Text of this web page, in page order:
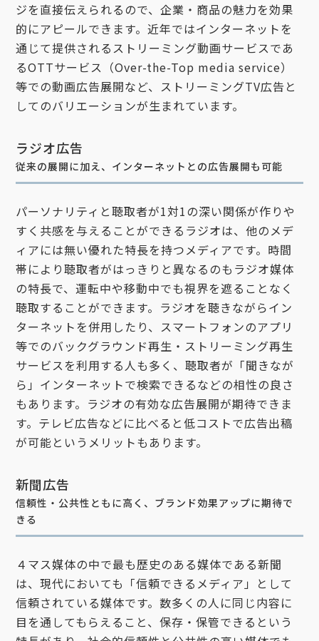
ジを直接伝えられるので、企業・商品の魅力を効果
的にアピールできます。近年ではインターネットを
通じて提供されるストリーミング動画サービスであ
るOTTサービス（Over-the-Top media service）
等での動画広告展開など、ストリーミングTV広告と
してのバリエーションが生まれています。
ラジオ広告
従来の展開に加え、インターネットとの広告展開も可能
パーソナリティと聴取者が1対1の深い関係が作りや
すく共感を与えることができるラジオは、他のメデ
ィアには無い優れた特長を持つメディアです。時間
帯により聴取者がはっきりと異なるのもラジオ媒体
の特長で、運転中や移動中でも視界を遮ることなく
聴取することができます。ラジオを聴きながらイン
ターネットを併用したり、スマートフォンのアプリ
等でのバックグラウンド再生・ストリーミング再生
サービスを利用する人も多く、聴取者が「聞きなが
ら」インターネットで検索できるなどの相性の良さ
もあります。ラジオの有効な広告展開が期待できま
す。テレビ広告などに比べると低コストで広告出稿
が可能というメリットもあります。
新聞広告
信頼性・公共性ともに高く、ブランド効果アップに期待で
きる
４マス媒体の中で最も歴史のある媒体である新聞
は、現代においても「信頼できるメディア」として
信頼されている媒体です。数多くの人に同じ内容に
目を通してもらえること、保存・保管できるという